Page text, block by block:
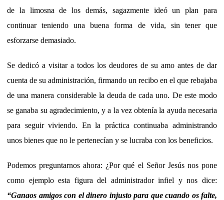
de la limosna de los demás, sagazmente ideó un plan para
continuar teniendo una buena forma de vida, sin tener que
esforzarse demasiado.
Se dedicó a visitar a todos los deudores de su amo antes de dar
cuenta de su administración, firmando un recibo en el que rebajaba
de una manera considerable la deuda de cada uno. De este modo
se ganaba su agradecimiento, y a la vez obtenía la ayuda necesaria
para seguir viviendo. En la práctica continuaba administrando
unos bienes que no le pertenecían y se lucraba con los beneficios.
Podemos preguntarnos ahora: ¿Por qué el Señor Jesús nos pone
como ejemplo esta figura del administrador infiel y nos dice:
“Ganaos amigos con el dinero injusto para que cuando os falte,